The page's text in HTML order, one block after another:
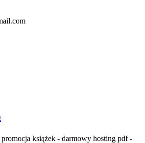
książek - darmowy hosting pdf -